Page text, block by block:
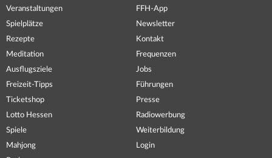
Veranstaltungen
Spielplätze
Rezepte
Meditation
Ausflugsziele
Freizeit-Tipps
Ticketshop
Lotto Hessen
Spiele
Mahjong
FFH-App
Newsletter
Kontakt
Frequenzen
Jobs
Führungen
Presse
Radiowerbung
Weiterbildung
Login